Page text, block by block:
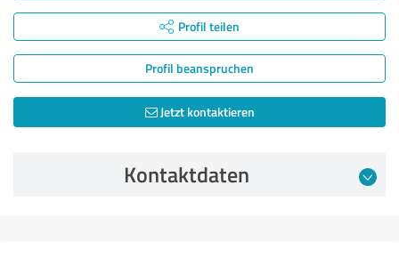
Profil teilen
Profil beanspruchen
Jetzt kontaktieren
Kontaktdaten